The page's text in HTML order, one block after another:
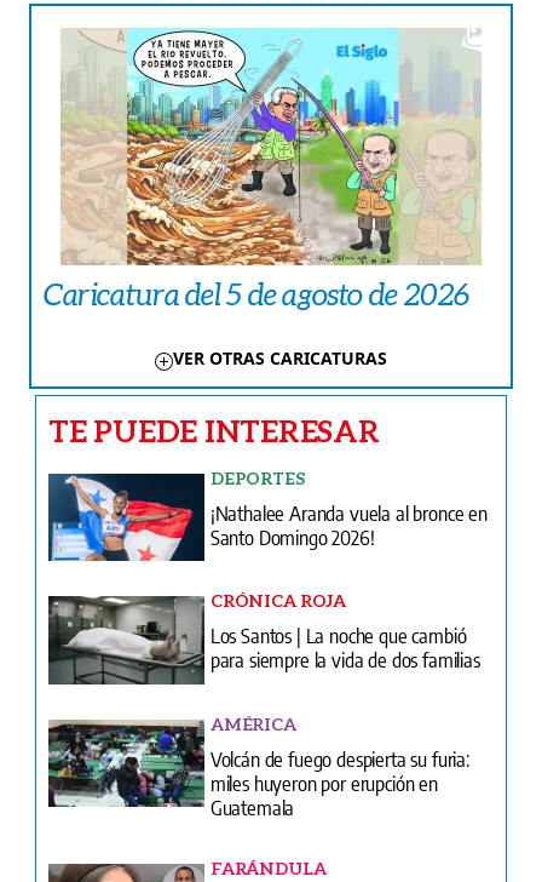
Caricatura del 5 de agosto de 2026
VER OTRAS CARICATURAS
TE PUEDE INTERESAR
DEPORTES
¡Nathalee Aranda vuela al bronce en
Santo Domingo 2026!
CRÓNICA ROJA
Los Santos | La noche que cambió
para siempre la vida de dos familias
AMÉRICA
Volcán de fuego despierta su furia:
miles huyeron por erupción en
Guatemala
FARÁNDULA